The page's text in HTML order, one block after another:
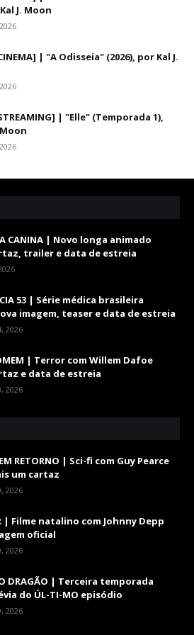
J. Moon
| "A Odisseia" (2026), por Kal J.
| "Elle" (Temporada 1),
CANINA | Novo longa animado
trailer e data de estreia
53 | Série médica brasileira
imagem, teaser e data de estreia
2026
| Terror com Willem Dafoe
e data de estreia
2026
RETORNO | Sci-fi com Guy Pearce
um cartaz
2026
| Filme natalino com Johnny Depp
oficial
2026
DRAGÃO | Terceira temporada
do ÚL-TI-MO episódio
2026